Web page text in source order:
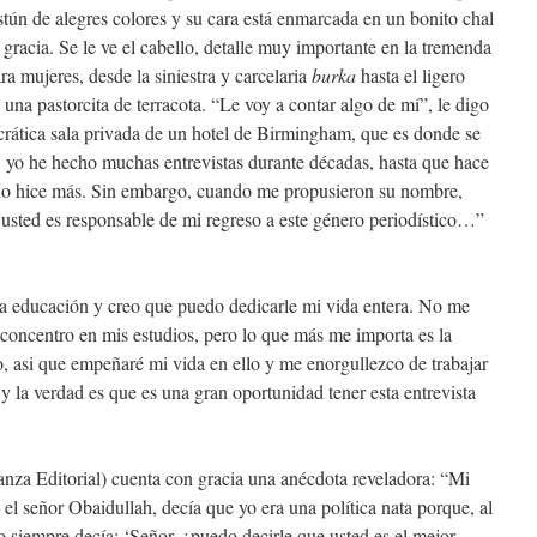
de alegres colores y su cara está enmarcada en un bonito chal
Se le ve el cabello, detalle muy importante en la tremenda
mujeres, desde la siniestra y carcelaria burkahasta el ligero
pastorcita de terracota. “Le voy a contar algo de mí”, le digo
sala privada de un hotel de Birmingham, que es donde se
he hecho muchas entrevistas durante décadas, hasta que hace
hice más. Sin embargo, cuando me propusieron su nombre,
es responsable de mi regreso a este género periodístico…”
educación y creo que puedo dedicarle mi vida entera. No me
en mis estudios, pero lo que más me importa es la
asi que empeñaré mi vida en ello y me enorgullezco de trabajar
la verdad es que es una gran oportunidad tener esta entrevista
Editorial) cuenta con gracia una anécdota reveladora: “Mi
señor Obaidullah, decía que yo era una política nata porque, al